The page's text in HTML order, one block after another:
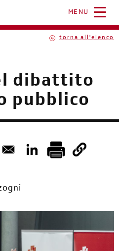
MENU
torna all'elenco
dibattito
pubblico
new window
in a new window
Opens in a new